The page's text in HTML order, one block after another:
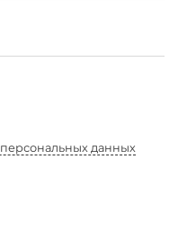
персональных данных